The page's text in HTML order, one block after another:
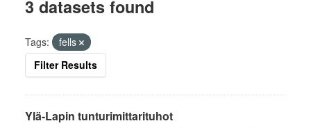
3 datasets found
Tags:
fells
Filter Results
Ylä-Lapin tunturimittarituhot